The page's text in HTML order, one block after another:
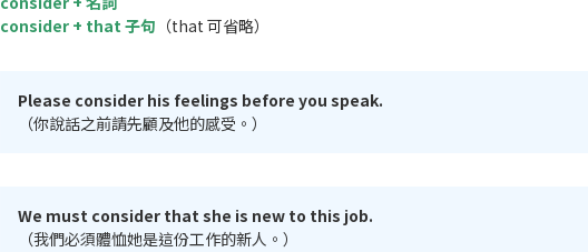
consider + that 子句 （that 可省略）
Please consider his feelings before you speak.
（你說話之前請先顧及他的感受。）
We must consider that she is new to this job.
（我們必須體恤她是這份工作的新人。）